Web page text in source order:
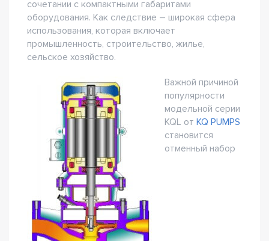
сочетании с компактными габаритами
оборудования. Как следствие – широкая сфера
использования, которая включает
промышленность, строительство, жилье,
сельское хозяйство.
Важной причиной
популярности
модельной серии
KQL от KQ PUMPS
становится
отменный набор